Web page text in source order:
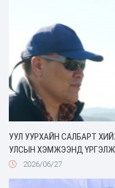
УУЛ УУРХАЙН САЛБАРТ
УЛСЫН ХЭМЖЭЭНД
2026/06/27